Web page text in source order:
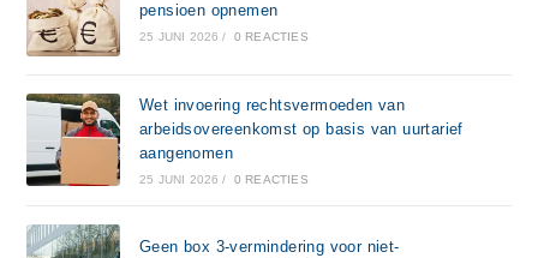
pensioen opnemen
25 JUNI 2026 / 0 REACTIES
Wet invoering rechtsvermoeden van
arbeidsovereenkomst op basis van uurtarief
aangenomen
25 JUNI 2026 / 0 REACTIES
Geen box 3-vermindering voor niet-